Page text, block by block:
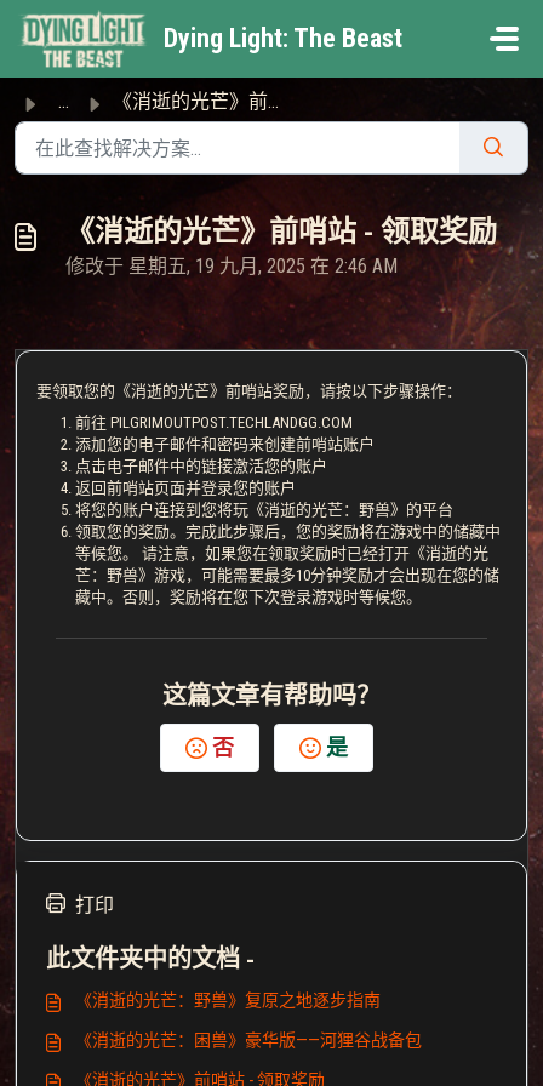
跳过至主要内容
Dying Light: The Beast
... 《消逝的光芒》前哨站 - 领取奖励
《消逝的光芒》前哨站 - 领取奖励
修改于 星期五, 19 九月, 2025 在 2:46 AM
要领取您的《消逝的光芒》前哨站奖励，请按以下步骤操作：
前往 PILGRIMOUTPOST.TECHLANDGG.COM
添加您的电子邮件和密码来创建前哨站账户
点击电子邮件中的链接激活您的账户
返回前哨站页面并登录您的账户
将您的账户连接到您将玩《消逝的光芒：野兽》的平台
领取您的奖励。完成此步骤后，您的奖励将在游戏中的储藏中
等候您。 请注意，如果您在领取奖励时已经打开《消逝的光
芒：野兽》游戏，可能需要最多10分钟奖励才会出现在您的储
藏中。否则，奖励将在您下次登录游戏时等候您。
这篇文章有帮助吗？
否 是
打印
此文件夹中的文档 -
《消逝的光芒：野兽》复原之地逐步指南
《消逝的光芒：困兽》豪华版——河狸谷战备包
《消逝的光芒》前哨站 - 领取奖励